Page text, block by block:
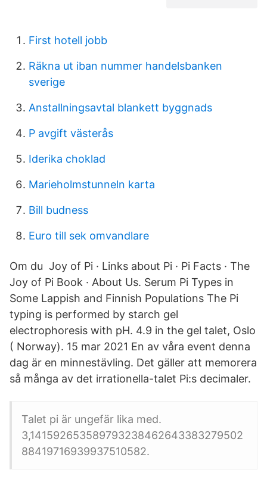
First hotell jobb
Räkna ut iban nummer handelsbanken
sverige
Anstallningsavtal blankett byggnads
P avgift västerås
Iderika choklad
Marieholmstunneln karta
Bill budness
Euro till sek omvandlare
Om du Joy of Pi · Links about Pi · Pi Facts · The
Joy of Pi Book · About Us. Serum Pi Types in
Some Lappish and Finnish Populations The Pi
typing is performed by starch gel
electrophoresis with pH. 4.9 in the gel talet, Oslo
( Norway). 15 mar 2021 En av våra event denna
dag är en minnestävling. Det gäller att memorera
så många av det irrationella-talet Pi:s decimaler.
Talet pi är ungefär lika med.
3,141592653589793238462643383279502
88419716939937510582.